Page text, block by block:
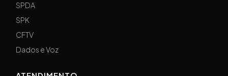
SPDA
SPK
CFTV
Dados e Voz